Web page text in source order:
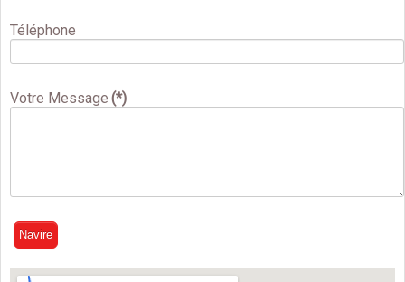
Téléphone
Votre Message (*)